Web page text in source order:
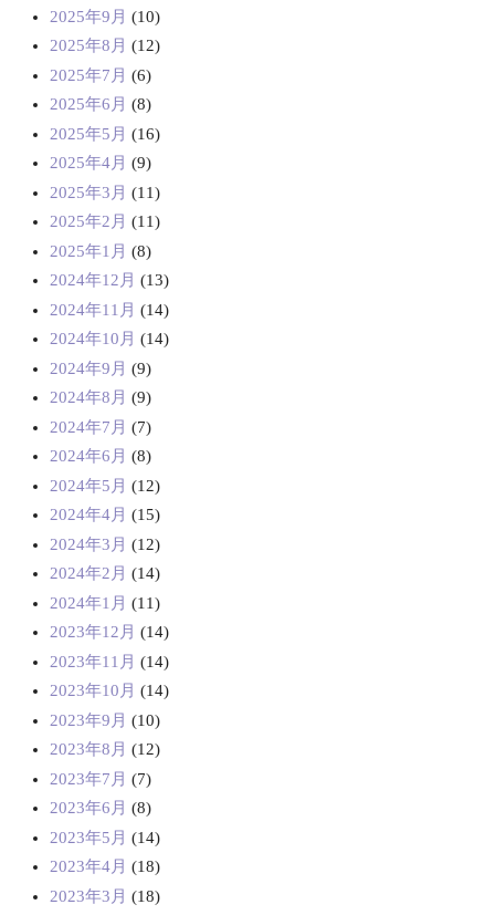
2025年9月 (10)
2025年8月 (12)
2025年7月 (6)
2025年6月 (8)
2025年5月 (16)
2025年4月 (9)
2025年3月 (11)
2025年2月 (11)
2025年1月 (8)
2024年12月 (13)
2024年11月 (14)
2024年10月 (14)
2024年9月 (9)
2024年8月 (9)
2024年7月 (7)
2024年6月 (8)
2024年5月 (12)
2024年4月 (15)
2024年3月 (12)
2024年2月 (14)
2024年1月 (11)
2023年12月 (14)
2023年11月 (14)
2023年10月 (14)
2023年9月 (10)
2023年8月 (12)
2023年7月 (7)
2023年6月 (8)
2023年5月 (14)
2023年4月 (18)
2023年3月 (18)